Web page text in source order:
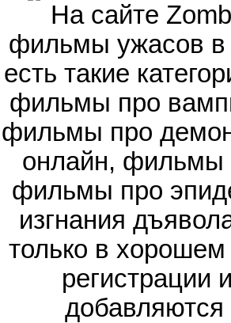
На сайте
фильмы ужасов в
есть такие
фильмы про
фильмы про
онлайн, фильмы
фильмы про
изгнания
только в хорошем